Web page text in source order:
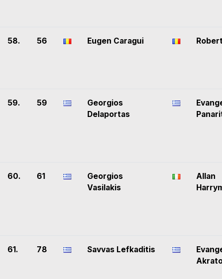
58. 56 Eugen Caragui
59. 59
Georgios
Delaportas
60. 61
Georgios
Vasilakis
Allan
61. 78 Savvas Lefkaditis